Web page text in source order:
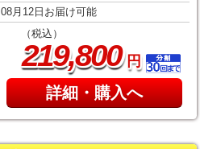
08月12日お届け可能
（税込）
219,800円
詳細・購入へ